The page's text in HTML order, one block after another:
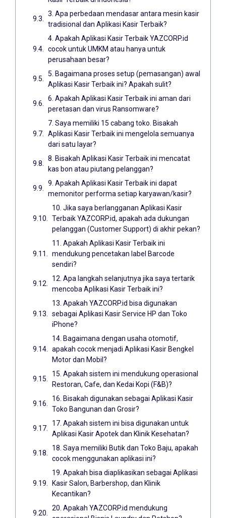
3. Apa perbedaan mendasar antara mesin kasir
tradisional dan Aplikasi Kasir Terbaik?
4. Apakah Aplikasi Kasir Terbaik YAZCORP.id
cocok untuk UMKM atau hanya untuk
perusahaan besar?
5. Bagaimana proses setup (pemasangan) awal
Aplikasi Kasir Terbaik ini? Apakah sulit?
6. Apakah Aplikasi Kasir Terbaik ini aman dari
peretasan dan virus Ransomware?
7. Saya memiliki 15 cabang toko. Bisakah
Aplikasi Kasir Terbaik ini mengelola semuanya
dari satu layar?
8. Bisakah Aplikasi Kasir Terbaik ini mencatat
kas bon atau piutang pelanggan?
9. Apakah Aplikasi Kasir Terbaik ini dapat
memonitor performa setiap karyawan/kasir?
10. Jika saya berlangganan Aplikasi Kasir
Terbaik YAZCORP.id, apakah ada dukungan
pelanggan (Customer Support) di akhir pekan?
11. Apakah Aplikasi Kasir Terbaik ini
mendukung pencetakan label Barcode
sendiri?
12. Apa langkah selanjutnya jika saya tertarik
mencoba Aplikasi Kasir Terbaik ini?
13. Apakah YAZCORP.id bisa digunakan
sebagai Aplikasi Kasir Service HP dan Toko
iPhone?
14. Bagaimana dengan usaha otomotif,
apakah cocok menjadi Aplikasi Kasir Bengkel
Motor dan Mobil?
15. Apakah sistem ini mendukung operasional
Restoran, Cafe, dan Kedai Kopi (F&B)?
16. Bisakah digunakan sebagai Aplikasi Kasir
Toko Bangunan dan Grosir?
17. Apakah sistem ini bisa digunakan untuk
Aplikasi Kasir Apotek dan Klinik Kesehatan?
18. Saya memiliki Butik dan Toko Baju, apakah
cocok menggunakan aplikasi ini?
19. Apakah bisa diaplikasikan sebagai Aplikasi
Kasir Salon, Barbershop, dan Klinik
Kecantikan?
20. Apakah YAZCORP.id mendukung